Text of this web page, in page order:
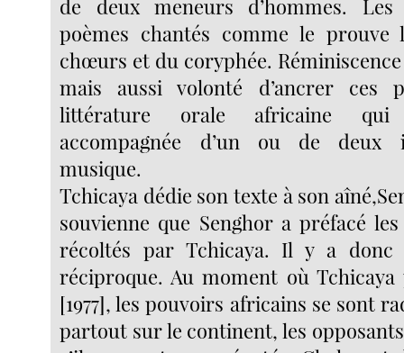
de deux meneurs d’hommes.
poèmes chantés comme le prouve
chœurs et du coryphée. Réminiscence
mais aussi volonté d’ancrer ces
littérature orale africaine
accompagnée d’un ou de deux
musique.
Tchicaya dédie son texte à son
souvienne que Senghor a préfacé
récoltés par Tchicaya. Il y a donc
réciproque. Au moment où
[1977], les pouvoirs africains se sont
partout sur le continent, les